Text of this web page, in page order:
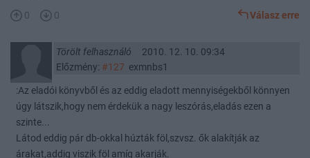
0 0 Válasz erre
Törölt felhasználó
2010. 12. 10. 09:34
Előzmény: #127 exmnbs1
:Az eladói könyvből és az eddig eladott mennyiségekből könnyen
úgy látszik,hogy nem érdekük a nagy leszórás,eladás ezen a
szinte...
Látod eddig pár db-okkal húzták föl,szvsz. ők alakítják az
árakat,addig viszik föl amíg akarják.